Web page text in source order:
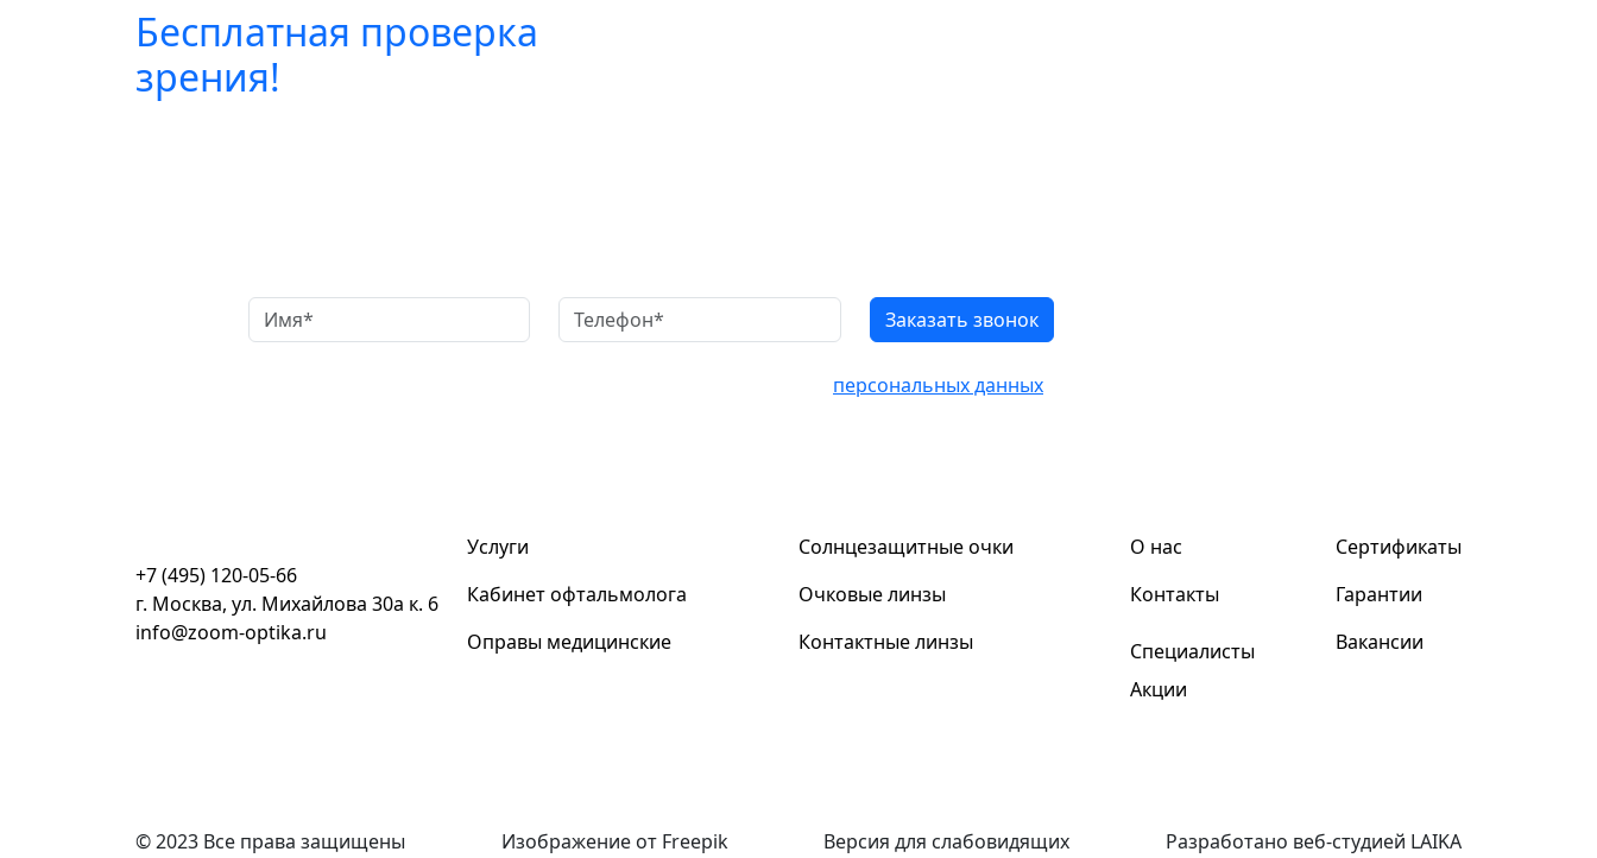
Бесплатная проверка
зрения!
персональных данных
+7 (495) 120-05-66
г. Москва, ул. Михайлова 30а к. 6
info@zoom-optika.ru
Услуги
Кабинет офтальмолога
Оправы медицинские
Солнцезащитные очки
Очковые линзы
Контактные линзы
О нас
Контакты
Специалисты
Акции
Сертификаты
Гарантии
Вакансии
© 2023 Все права защищены Изображение от Freepik Версия для слабовидящих Разработано веб-студией LAIKA